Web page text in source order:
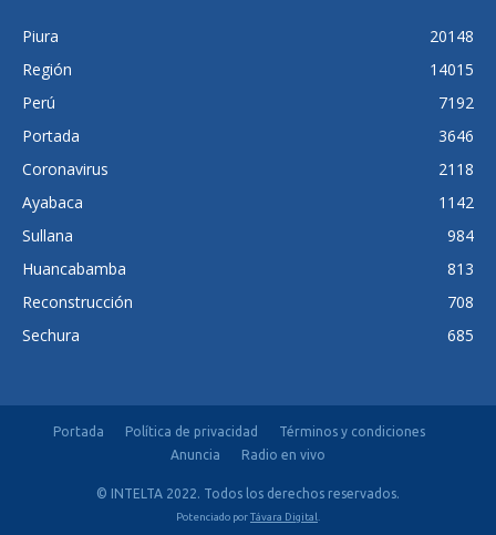
Piura
20148
Región
14015
Perú
7192
Portada
3646
Coronavirus
2118
Ayabaca
1142
Sullana
984
Huancabamba
813
Reconstrucción
708
Sechura
685
Portada Política de privacidad
Términos y condiciones
Anuncia
Radio en vivo
© INTELTA 2022. Todos los derechos reservados.
Potenciado porTávara Digital